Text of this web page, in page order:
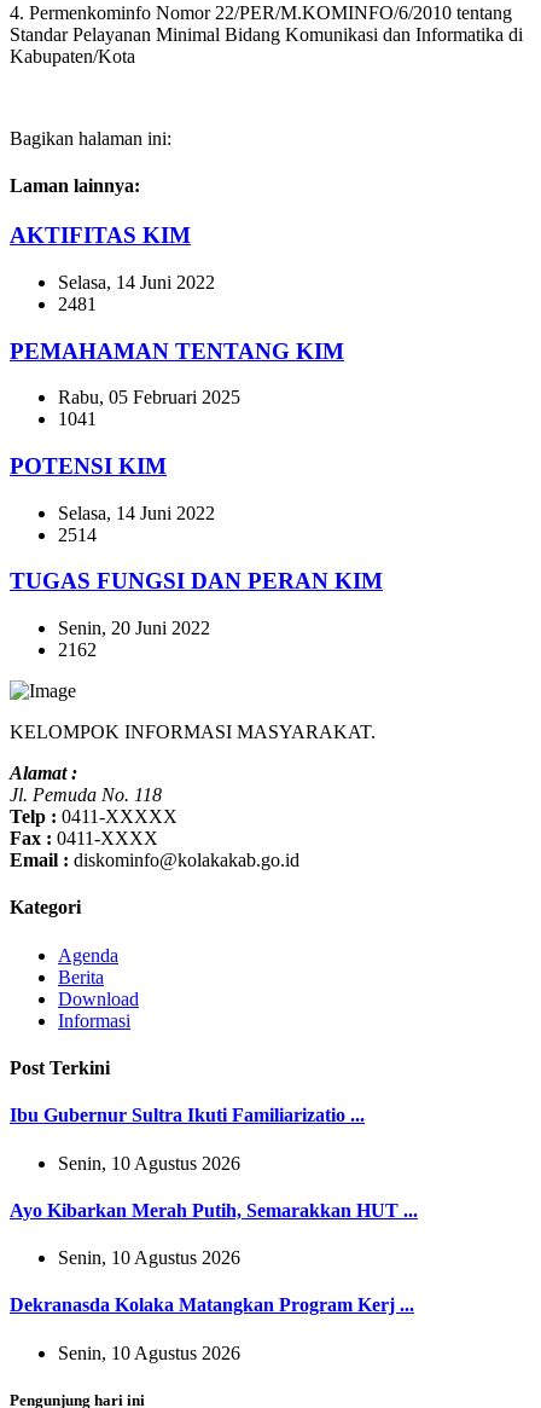
4. Permenkominfo Nomor 22/PER/M.KOMINFO/6/2010 tentang
Standar Pelayanan Minimal Bidang Komunikasi dan Informatika di
Kabupaten/Kota
Bagikan halaman ini:
Laman lainnya:
AKTIFITAS KIM
Selasa, 14 Juni 2022
2481
PEMAHAMAN TENTANG KIM
Rabu, 05 Februari 2025
1041
POTENSI KIM
Selasa, 14 Juni 2022
2514
TUGAS FUNGSI DAN PERAN KIM
Senin, 20 Juni 2022
2162
KELOMPOK INFORMASI MASYARAKAT.
Alamat :
Jl. Pemuda No. 118
Telp : 0411-XXXXX
Fax : 0411-XXXX
Email : diskominfo@kolakakab.go.id
Kategori
Agenda
Berita
Download
Informasi
Post Terkini
Ibu Gubernur Sultra Ikuti Familiarizatio ...
Senin, 10 Agustus 2026
Ayo Kibarkan Merah Putih, Semarakkan HUT ...
Senin, 10 Agustus 2026
Dekranasda Kolaka Matangkan Program Kerj ...
Senin, 10 Agustus 2026
Pengunjung hari ini